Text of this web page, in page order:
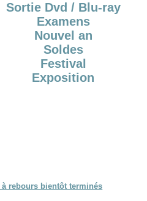
Sortie Dvd / Blu-ray
Examens
Nouvel an
Soldes
Festival
Exposition
à rebours bientôt terminés